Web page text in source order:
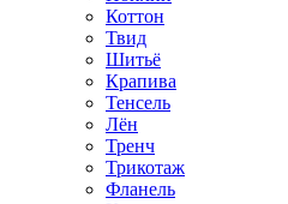
Коттон
Твид
Шитьё
Крапива
Тенсель
Лён
Тренч
Трикотаж
Фланель